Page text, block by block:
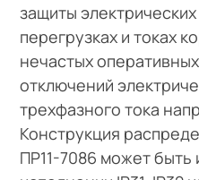
защиты
перегрузках и токах
нечастых
отключений
трехфазного тока
Конструкция
ПР11-7086 может быть